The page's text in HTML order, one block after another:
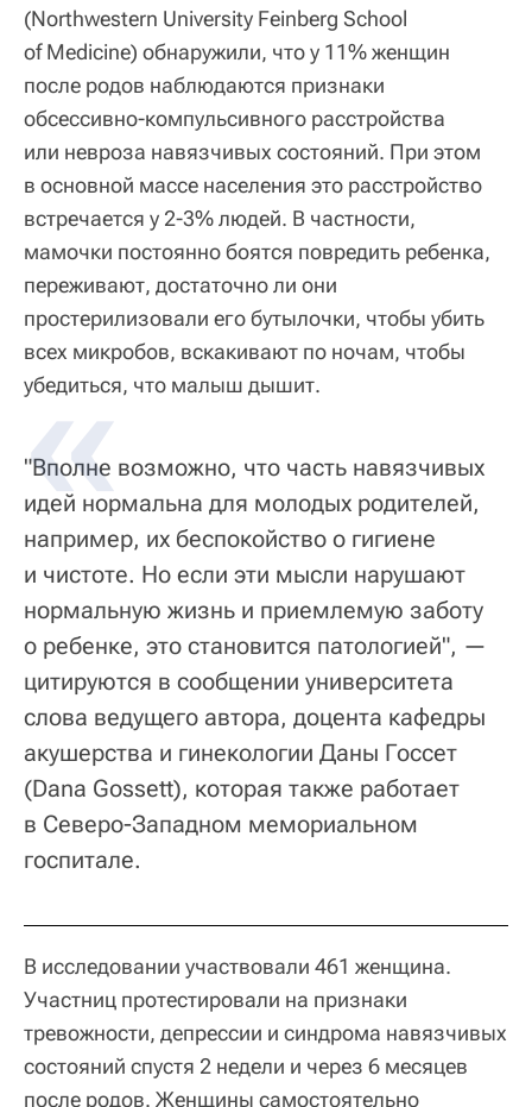
(Northwestern University Feinberg School
of Medicine) обнаружили, что у 11% женщин
после родов наблюдаются признаки
обсессивно-компульсивного расстройства
или невроза навязчивых состояний. При этом
в основной массе населения это расстройство
встречается у 2-3% людей. В частности,
мамочки постоянно боятся повредить ребенка,
переживают, достаточно ли они
простерилизовали его бутылочки, чтобы убить
всех микробов, вскакивают по ночам, чтобы
убедиться, что малыш дышит.
"Вполне возможно, что часть навязчивых
идей нормальна для молодых родителей,
например, их беспокойство о гигиене
и чистоте. Но если эти мысли нарушают
нормальную жизнь и приемлемую заботу
о ребенке, это становится патологией", —
цитируются в сообщении университета
слова ведущего автора, доцента кафедры
акушерства и гинекологии Даны Госсет
(Dana Gossett), которая также работает
в Северо-Западном мемориальном
госпитале.
В исследовании участвовали 461 женщина.
Участниц протестировали на признаки
тревожности, депрессии и синдрома навязчивых
состояний спустя 2 недели и через 6 месяцев
после родов. Женщины самостоятельно